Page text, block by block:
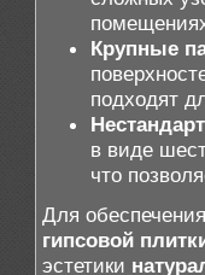
Крупные
подходят
в виде
что
Для
гипсовой
эстетики